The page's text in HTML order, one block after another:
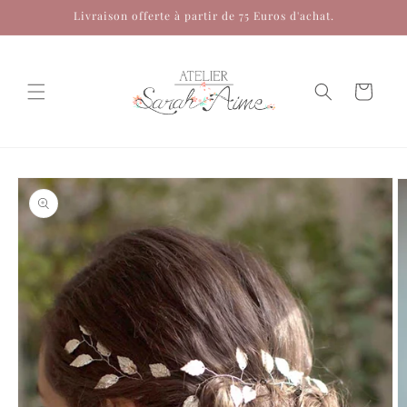
au
Livraison offerte à partir de 75 Euros d'achat.
Panier
Passer aux
informations
produits